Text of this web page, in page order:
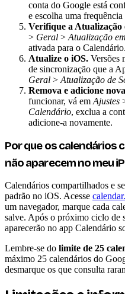
conta do Google está
e escolha uma
Verifique a Atualização
> Geral > Atualização
ativada para o Calendário.
Atualize o iOS. Versões
de sincronização que a
Geral > Atualização de
Remova e adicione
funcionar, vá em Ajustes
Calendário, exclua a
adicione-a novamente.
Por que os calendários
não aparecem no meu
Calendários compartilhados e
padrão no iOS. Acesse
um navegador, marque cada
salve. Após o próximo ciclo de
aparecerão no app Calendário
Lembre-se do limite de 25
máximo 25 calendários do
desmarque os que consulta